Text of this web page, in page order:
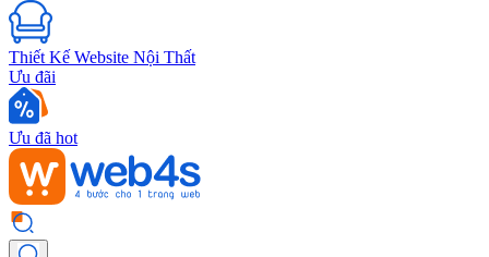
Thiết Kế Website Nội Thất
Ưu đãi
Ưu đã hot